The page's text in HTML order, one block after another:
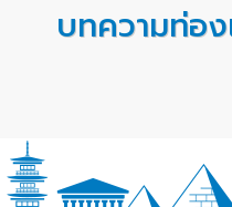
บทความท่อ